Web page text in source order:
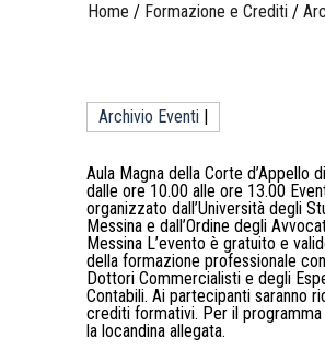
Home / Formazione e Crediti /
Archivio Eventi
Aula Magna della Corte d’Appello
dalle ore 10.00 alle ore 13.00
organizzato dall’Università degli
Messina e dall’Ordine degli
Messina L’evento è gratuito e
della formazione professionale
Dottori Commercialisti e degli
Contabili. Ai partecipanti saranno
crediti formativi. Per il programma
la locandina allegata.